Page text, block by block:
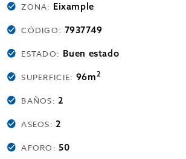
ZONA: Eixample
CÓDIGO: 7937749
ESTADO: Buen estado
SUPERFICIE: 96m2
BAÑOS:2
ASEOS:2
AFORO:50